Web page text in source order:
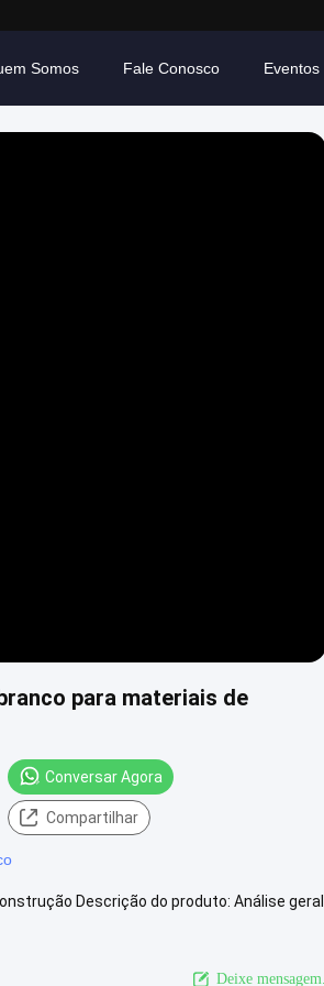
Somos Fale Conosco Eventos
para materiais de
Conversar Agora
Compartilhar
Descrição do produto: Análise geral
Deixe mensagem.